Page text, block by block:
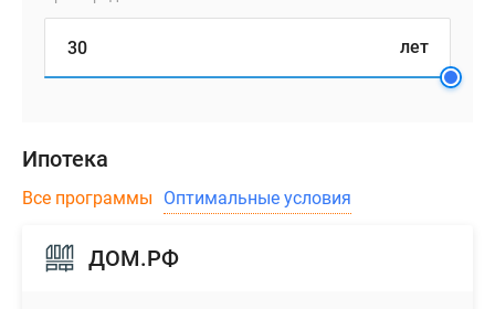
лет
Ипотека
Все программы Оптимальные условия
ДОМ.РФ